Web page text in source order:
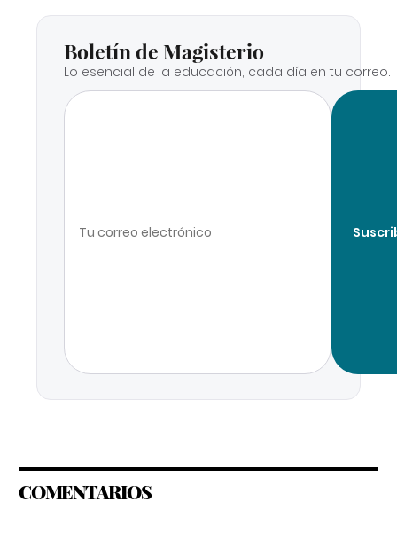
Boletín de Magisterio
Lo esencial de la educación, cada día en tu correo.
COMENTARIOS